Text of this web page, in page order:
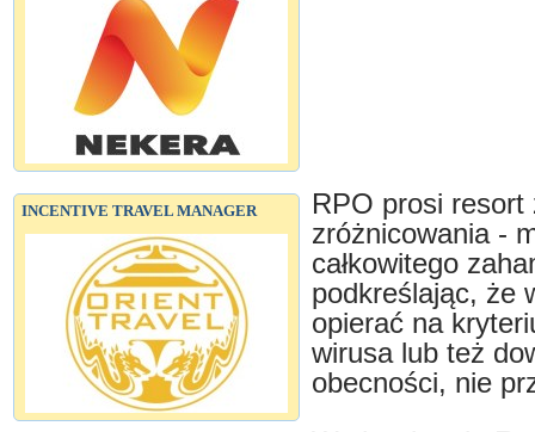
INCENTIVE TRAVEL MANAGER
RPO prosi resort
zróżnicowania -
całkowitego
podkreślając, że
opierać na
wirusa lub też
obecności, nie